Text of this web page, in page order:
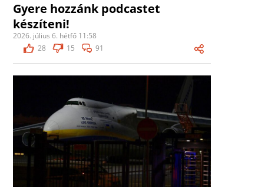
Gyere hozzánk podcastet
készíteni!
2026. július 6. hétfő 11:58
28
15 91